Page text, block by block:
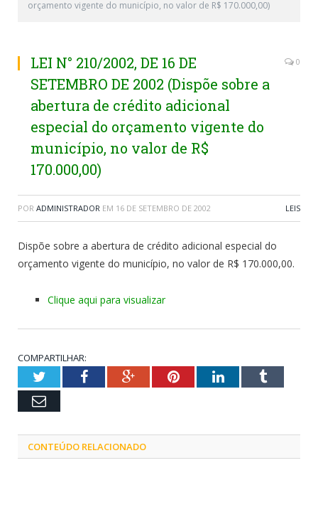
orçamento vigente do município, no valor de R$ 170.000,00)
LEI N° 210/2002, DE 16 DE
SETEMBRO DE 2002 (Dispõe sobre a
abertura de crédito adicional
especial do orçamento vigente do
município, no valor de R$
170.000,00)
0
POR ADMINISTRADOR EM 16 DE SETEMBRO DE 2002 LEIS
Dispõe sobre a abertura de crédito adicional especial do
orçamento vigente do município, no valor de R$ 170.000,00.
Clique aqui para visualizar
COMPARTILHAR:
TwitterFacebookGoogle+PinterestLinkedInTumblr
Email
CONTEÚDO RELACIONADO